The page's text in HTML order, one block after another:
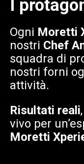
I
Ogni Moretti
nostri Chef
squadra di
nostri forni
attività.
Risultati reali
vivo per
Moretti